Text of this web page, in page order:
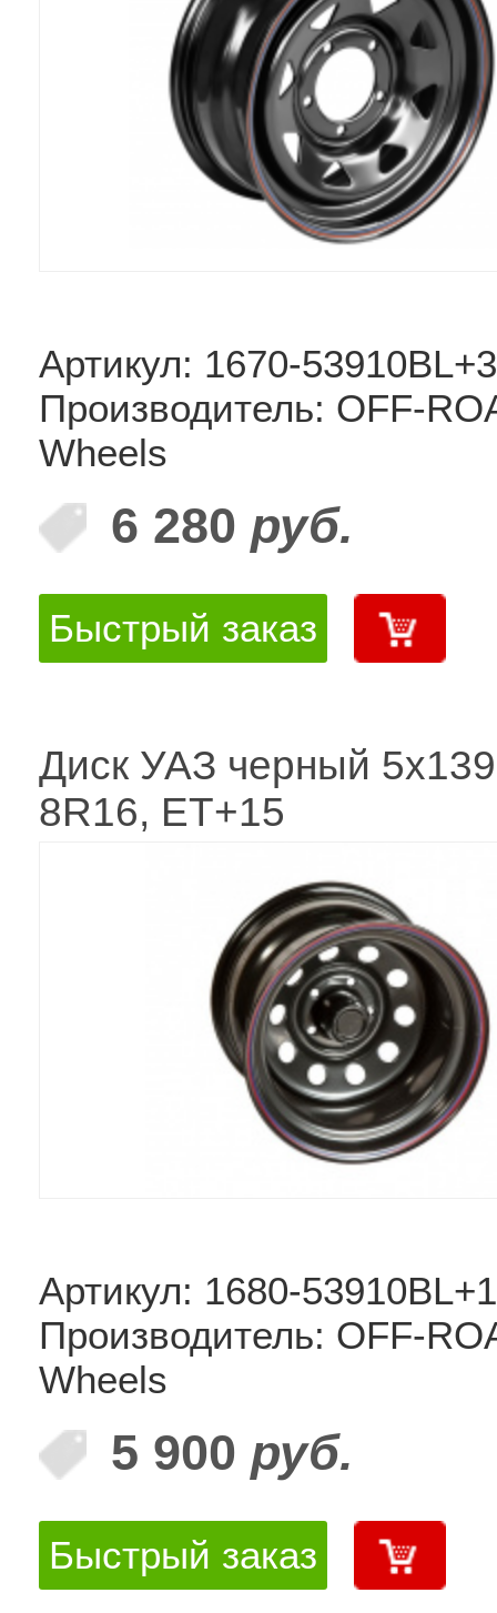
Артикул: 1670-
Производитель: OFF-
Wheels
6 280 руб.
Быстрый заказ
Диск УАЗ черный
8R16, ET+15
Артикул: 1680-
Производитель: OFF-
Wheels
5 900 руб.
Быстрый заказ